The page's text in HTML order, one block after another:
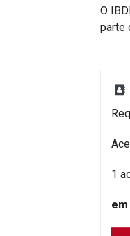
O
parte
1